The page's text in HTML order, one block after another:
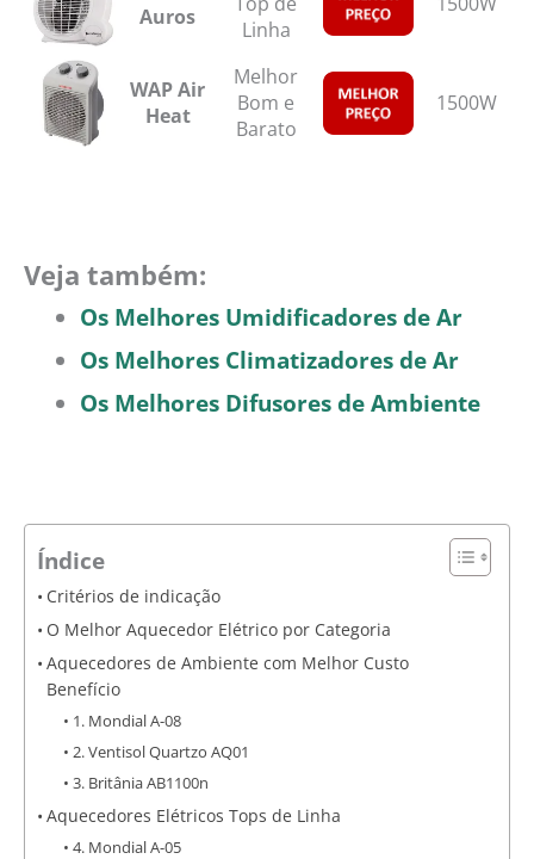
Auros
Linha
WAP Air
Heat
Melhor
Bom e
Barato
1500W
Veja também:
Os Melhores Umidificadores de Ar
Os Melhores Climatizadores de Ar
Os Melhores Difusores de Ambiente
Índice
Critérios de indicação
O Melhor Aquecedor Elétrico por Categoria
Aquecedores de Ambiente com Melhor Custo
Benefício
1. Mondial A-08
2. Ventisol Quartzo AQ01
3. Britânia AB1100n
Aquecedores Elétricos Tops de Linha
4. Mondial A-05